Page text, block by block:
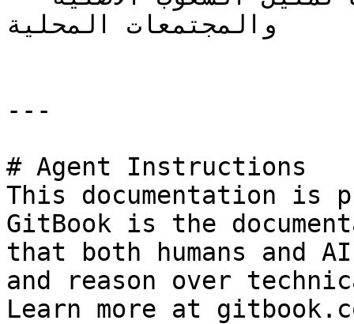
والمجتمعات المحلية
---
# Agent Instructions
This documentation is
GitBook is the
that both humans and
and reason over
Learn more at